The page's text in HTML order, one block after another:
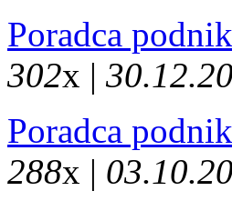
Poradca
302x |
Poradca
288x |